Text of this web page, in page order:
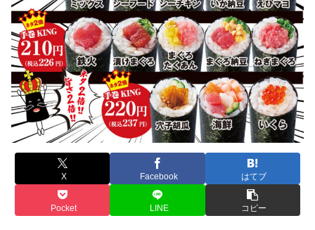
X Facebook はてブ
Pocket LINE コピー